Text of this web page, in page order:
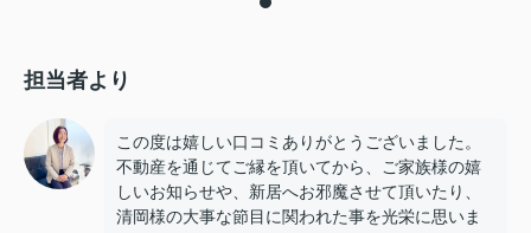
担当者より
この度は嬉しい口コミありがとうございました。
不動産を通じてご縁を頂いてから、ご家族様の嬉
しいお知らせや、新居へお邪魔させて頂いたり、
清岡様の大事な節目に関われた事を光栄に思いま